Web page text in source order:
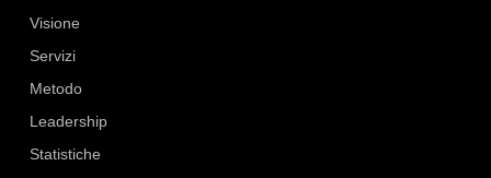
Visione
Servizi
Metodo
Leadership
Statistiche